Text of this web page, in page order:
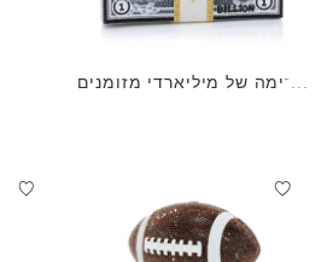
ערימה של מיליארדי מזומנים